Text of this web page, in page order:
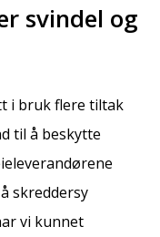
svindel og
i bruk flere tiltak
til å beskytte
skreddersy
vi kunnet